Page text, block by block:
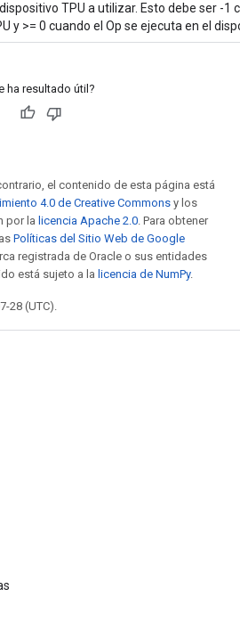
dispositivo TPU a utilizar. Esto debe ser -
y >= 0 cuando el Op se ejecuta en el
ha resultado útil?
el contenido de esta página está
4.0 de Creative Commons y los
por la licencia Apache 2.0. Para obtener
Políticas del Sitio Web de Google
registrada de Oracle o sus entidades
está sujeto a la licencia de NumPy.
28 (UTC).